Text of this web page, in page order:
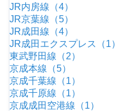
JR内房線（4）
JR京葉線（5）
JR成田線（4）
JR成田エクスプレス（1）
東武野田線（2）
京成本線（5）
京成千葉線（1）
京成千原線（1）
京成成田空港線（1）